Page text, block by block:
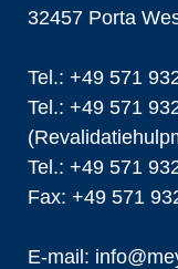
32457 Porta
Tel.: +49 571
Tel.: +49 571
Tel.: +49 571
Fax: +49 571
E-mail: info@